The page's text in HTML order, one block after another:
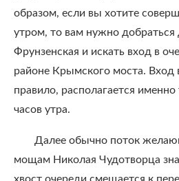
образом, если вы хотите
утром, то вам нужно добраться
Фрунзенская и искать вход в
районе Крымского моста. Вход
правило, располагается
часов утра.
Далее обычно поток
мощам Николая Чудотворца
хвост очереди смещается к